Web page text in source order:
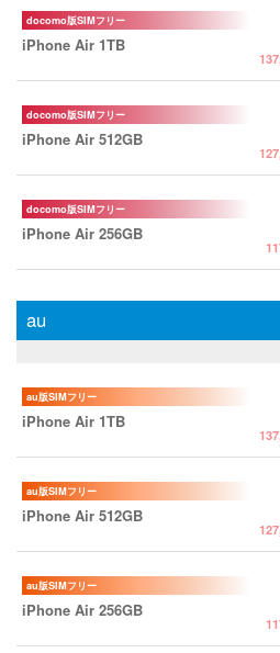
docomo版SIMフリー
iPhone Air 1TB
docomo版SIMフリー
iPhone Air 512GB
docomo版SIMフリー
iPhone Air 256GB
au
au版SIMフリー
iPhone Air 1TB
au版SIMフリー
iPhone Air 512GB
au版SIMフリー
iPhone Air 256GB